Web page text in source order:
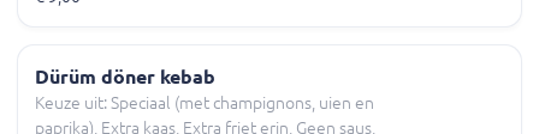
Dürüm döner kebab
Keuze uit: Speciaal (met champignons, uien en
paprika), Extra kaas, Extra friet erin, Geen saus,